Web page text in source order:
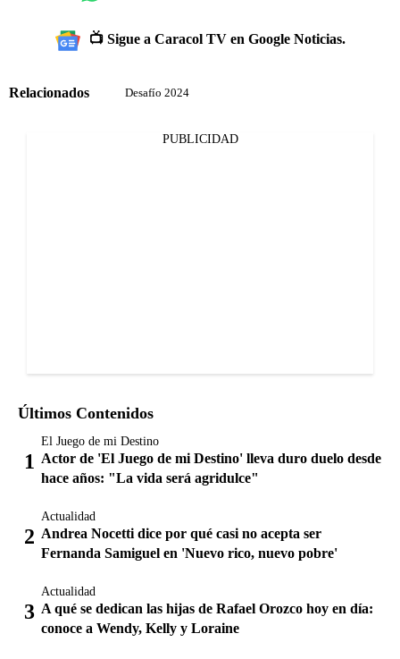
📺 Sigue a Caracol TV en Google Noticias.
Relacionados Desafío 2024
PUBLICIDAD
Últimos Contenidos
El Juego de mi Destino
Actor de 'El Juego de mi Destino' lleva duro duelo desde
hace años: "La vida será agridulce"
Actualidad
Andrea Nocetti dice por qué casi no acepta ser
Fernanda Samiguel en 'Nuevo rico, nuevo pobre'
Actualidad
A qué se dedican las hijas de Rafael Orozco hoy en día:
conoce a Wendy, Kelly y Loraine